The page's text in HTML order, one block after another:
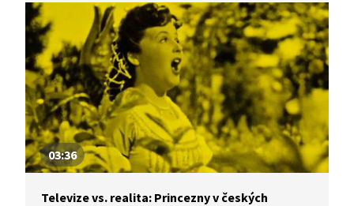
autora.
03:36
Televize vs. realita: Princezny v českých